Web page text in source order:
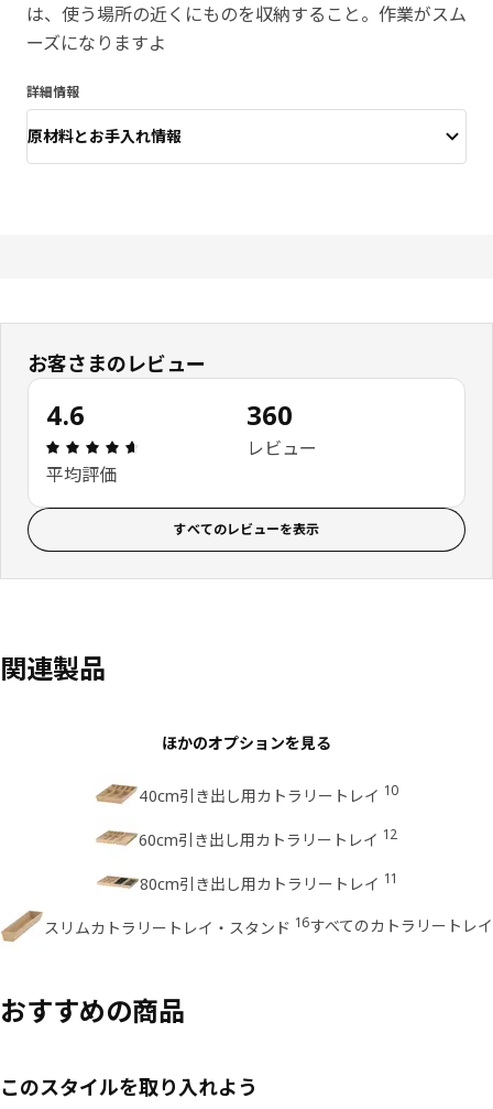
は、使う場所の近くにものを収納すること。作業がスム
ーズになりますよ
詳細情報
原材料とお手入れ情報
お客さまのレビュー
4.6
レビュー: 4.6 5 星の数 総レビュー: 360
平均評価
360
レビュー
すべてのレビューを表示
関連製品
ほかのオプションを見る
40cm引き出し用カトラリートレイ 10
60cm引き出し用カトラリートレイ 12
80cm引き出し用カトラリートレイ 11
スリムカトラリートレイ・スタンド 16すべてのカトラリートレイ
おすすめの商品
このスタイルを取り入れよう